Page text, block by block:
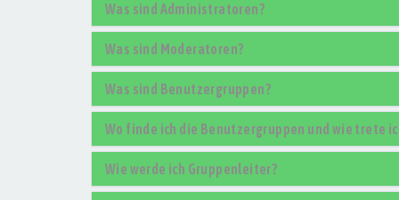
Was sind Administratoren?
Was sind Moderatoren?
Was sind Benutzergruppen?
Wo finde ich die Benutzergruppen und wie trete
Wie werde ich Gruppenleiter?